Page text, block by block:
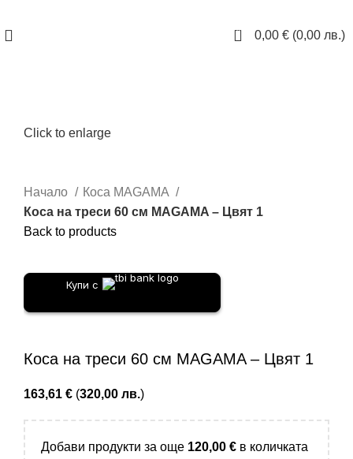
0 0,00 € (0,00 лв.)
Click to enlarge
Начало
Коса MAGAMA
Коса на треси 60 см MAGAMA – Цвят 1
Back to products
Купи с
Коса на треси 60 см MAGAMA – Цвят 1
163,61 € (320,00 лв.)
Добави продукти за още 120,00 € в количката